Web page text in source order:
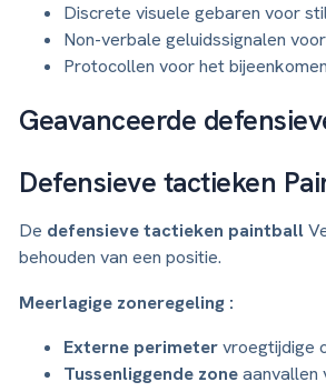
Discrete visuele gebaren voor
Non-verbale geluidssignalen
Protocollen voor het
Geavanceerde
Defensieve tactieken
De defensieve tactieken paintball
behouden van een positie.
Meerlagige zoneregeling :
Externe perimetervroegtijdige
Tussenliggende zoneaanvallen